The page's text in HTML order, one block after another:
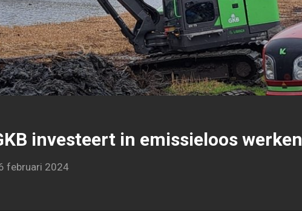
GKB investeert in emissieloos werken
februari 2024